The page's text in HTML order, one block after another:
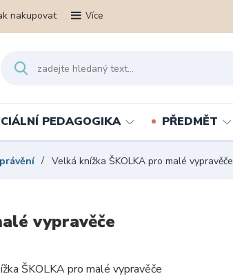
nakupovat Více
PEDAGOGIKA PŘEDMĚT
Velká knížka ŠKOLKA pro malé vypravěče
vypravěče